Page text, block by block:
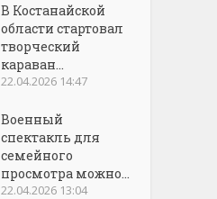
В Костанайской
области стартовал
творческий
караван...
22.04.2026 14:47
Военный
спектакль для
семейного
просмотра можно...
22.04.2026 13:04